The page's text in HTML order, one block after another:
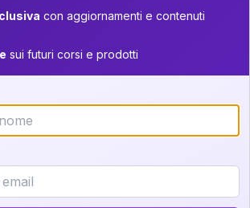
alla newsletter per ricevere
quando sarà disponibile.
scoprirete nella vostra
interpretazione:
la vostra unione
con aggiornamenti e contenuti
sui futuri corsi e prodotti